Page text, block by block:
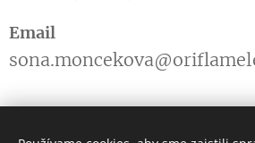
Email
www.krasnaauspesna.sk nie je oficiálnou